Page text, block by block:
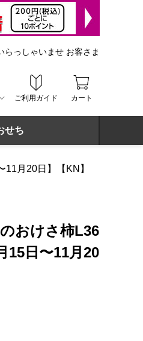
ご利用ガイド カート
らっしゃいませ お客さま
せち
月20日】【KN】
おけさ柿L36
15日〜11月20